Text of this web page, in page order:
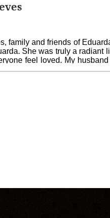
family and friends of
She was truly a radiant
feel loved. My
are so grateful we were